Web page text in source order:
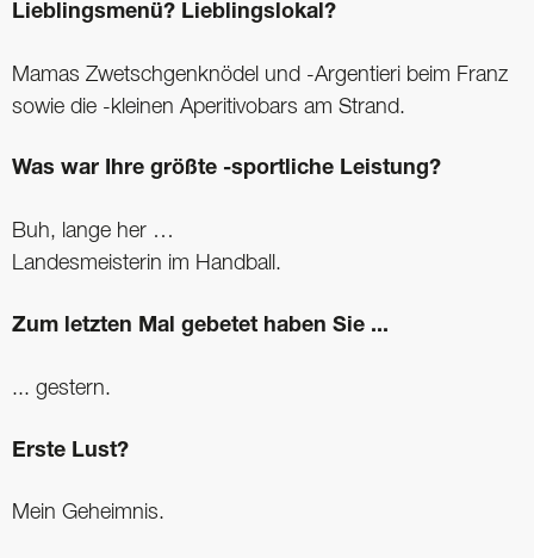
Lieblingsmenü? Lieblingslokal?
Mamas Zwetschgenknödel und -Argentieri beim Franz
sowie die -kleinen Aperitivobars am Strand.
Was war Ihre größte -sportliche Leistung?
Buh, lange her …
Landesmeisterin im Handball.
Zum letzten Mal gebetet haben Sie ...
... gestern.
Erste Lust?
Mein Geheimnis.